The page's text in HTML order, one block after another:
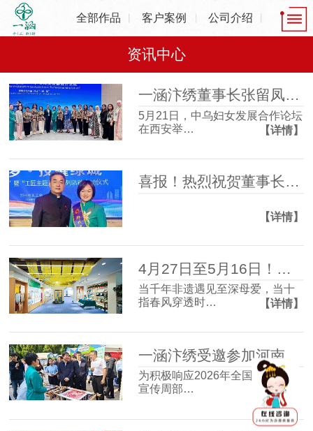
全部作品 客户案例 公司介绍
资讯中心
一涵汴绣董事长张留凤出席中乌妇女发展合作论坛，共话非遗产业发展新机遇
5月21日，中乌妇女发展合作论坛
在西安举…
【详情】
喜报！热烈祝贺董事长张留凤荣获2025年度“郑州大工匠”
【详情】
当千年非遗遇见至深母爱，当十
指春风穿透时…
【详情】
为积极响应2026年全国知识产权
宣传周部…
【详情】